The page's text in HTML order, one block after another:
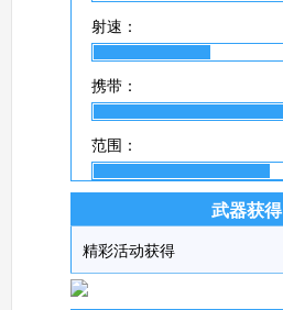
射速：
携带：
范围：
武器获得
精彩活动获得